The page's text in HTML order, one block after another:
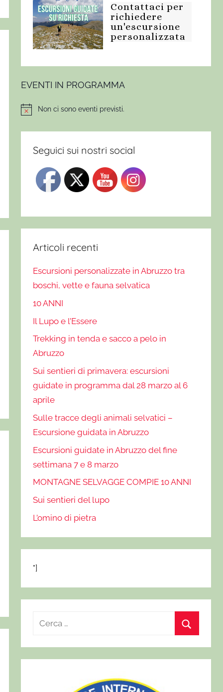
Contattaci per
richiedere
un'escursione
personalizzata
EVENTI IN PROGRAMMA
NoticeNon ci sono eventi previsti.
Seguici sui nostri social
Articoli recenti
Escursioni personalizzate in Abruzzo tra
boschi, vette e fauna selvatica
10 ANNI
Il Lupo e l’Essere
Trekking in tenda e sacco a pelo in
Abruzzo
Sui sentieri di primavera: escursioni
guidate in programma dal 28 marzo al 6
aprile
Sulle tracce degli animali selvatici –
Escursione guidata in Abruzzo
Escursioni guidate in Abruzzo del fine
settimana 7 e 8 marzo
MONTAGNE SELVAGGE COMPIE 10 ANNI
Sui sentieri del lupo
L’omino di pietra
"]
c
e